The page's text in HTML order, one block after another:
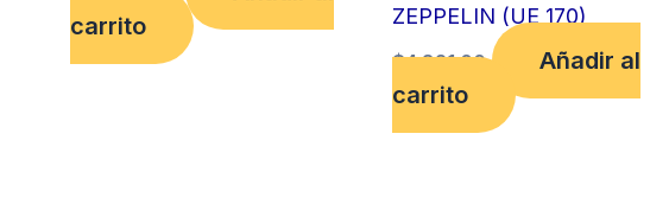
carrito
ZEPPELIN (UE 170)
$4,821.00
Añadir al
carrito